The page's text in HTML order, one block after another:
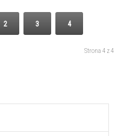
2 3 4
Strona 4 z 4